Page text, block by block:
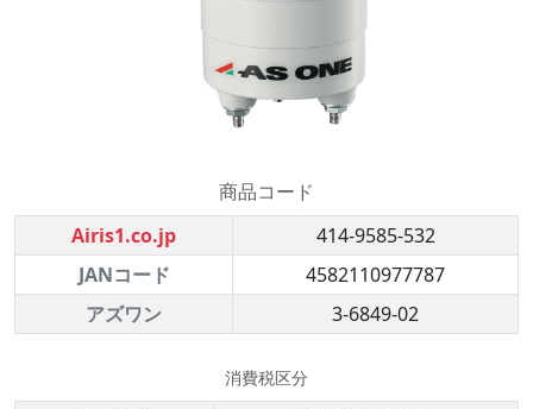
商品コード
Airis1.co.jp
414-9585-532
JANコード
4582110977787
アズワン
3-6849-02
消費税区分